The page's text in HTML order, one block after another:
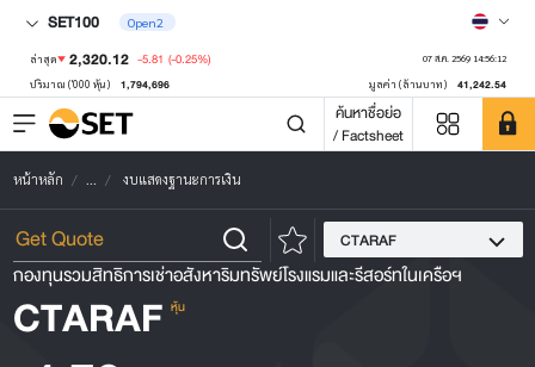
SET100 Open2
ล่าสุด 2,320.12 -5.81 (-0.25%) 07 ส.ค. 2569 14:56:12
ปริมาณ ('000 หุ้น) 1,794,696 มูลค่า (ล้านบาท) 41,242.54
ค้นหาชื่อย่อ
/ Factsheet
หน้าหลัก ... งบแสดงฐานะการเงิน
CTARAF
กองทุนรวมสิทธิการเช่าอสังหาริมทรัพย์โรงแรมและรีสอร์ทในเครือฯ
CTARAF หุ้น